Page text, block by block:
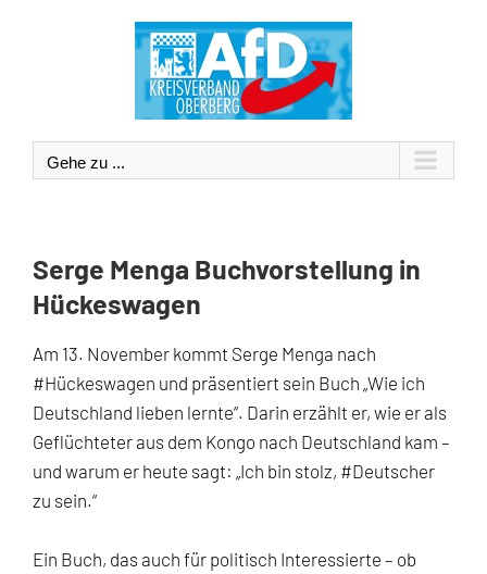
Gehe zu ...
Serge Menga Buchvorstellung in
Hückeswagen
Am 13. November kommt Serge Menga nach
#Hückeswagen und präsentiert sein Buch „Wie ich
Deutschland lieben lernte“. Darin erzählt er, wie er als
Geflüchteter aus dem Kongo nach Deutschland kam –
und warum er heute sagt: „Ich bin stolz, #Deutscher
zu sein.“
Ein Buch, das auch für politisch Interessierte – ob